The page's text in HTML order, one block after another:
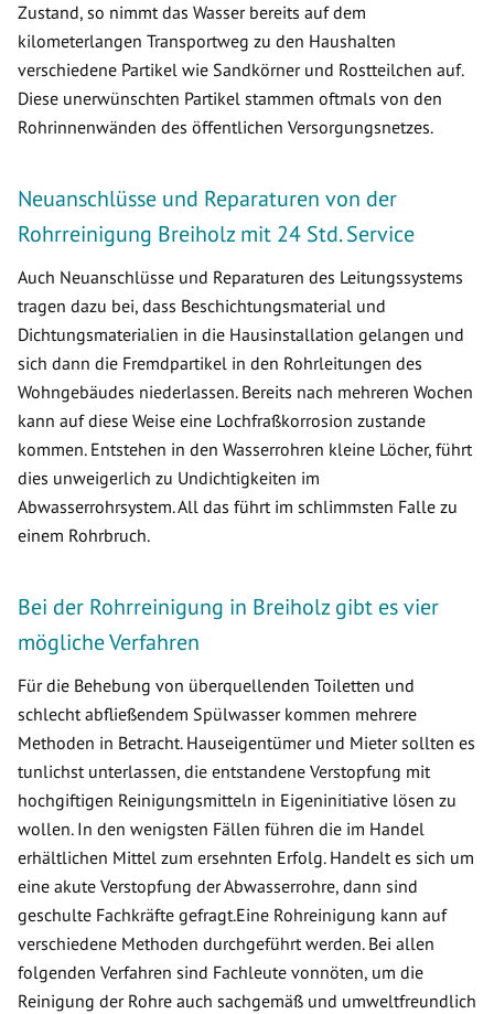
Zustand, so nimmt das Wasser bereits auf dem
kilometerlangen Transportweg zu den Haushalten
verschiedene Partikel wie Sandkörner und Rostteilchen auf.
Diese unerwünschten Partikel stammen oftmals von den
Rohrinnenwänden des öffentlichen Versorgungsnetzes.
Neuanschlüsse und Reparaturen von der
Rohrreinigung Breiholz mit 24 Std. Service
Auch Neuanschlüsse und Reparaturen des Leitungssystems
tragen dazu bei, dass Beschichtungsmaterial und
Dichtungsmaterialien in die Hausinstallation gelangen und
sich dann die Fremdpartikel in den Rohrleitungen des
Wohngebäudes niederlassen. Bereits nach mehreren Wochen
kann auf diese Weise eine Lochfraßkorrosion zustande
kommen. Entstehen in den Wasserrohren kleine Löcher, führt
dies unweigerlich zu Undichtigkeiten im
Abwasserrohrsystem. All das führt im schlimmsten Falle zu
einem Rohrbruch.
Bei der Rohrreinigung in Breiholz gibt es vier
mögliche Verfahren
Für die Behebung von überquellenden Toiletten und
schlecht abfließendem Spülwasser kommen mehrere
Methoden in Betracht. Hauseigentümer und Mieter sollten es
tunlichst unterlassen, die entstandene Verstopfung mit
hochgiftigen Reinigungsmitteln in Eigeninitiative lösen zu
wollen. In den wenigsten Fällen führen die im Handel
erhältlichen Mittel zum ersehnten Erfolg. Handelt es sich um
eine akute Verstopfung der Abwasserrohre, dann sind
geschulte Fachkräfte gefragt.Eine Rohreinigung kann auf
verschiedene Methoden durchgeführt werden. Bei allen
folgenden Verfahren sind Fachleute vonnöten, um die
Reinigung der Rohre auch sachgemäß und umweltfreundlich